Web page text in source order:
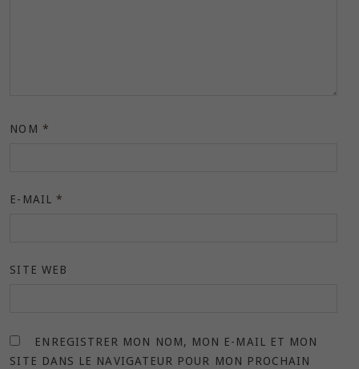
NOM *
E-MAIL *
SITE WEB
ENREGISTRER MON NOM, MON E-MAIL ET MON
SITE DANS LE NAVIGATEUR POUR MON PROCHAIN